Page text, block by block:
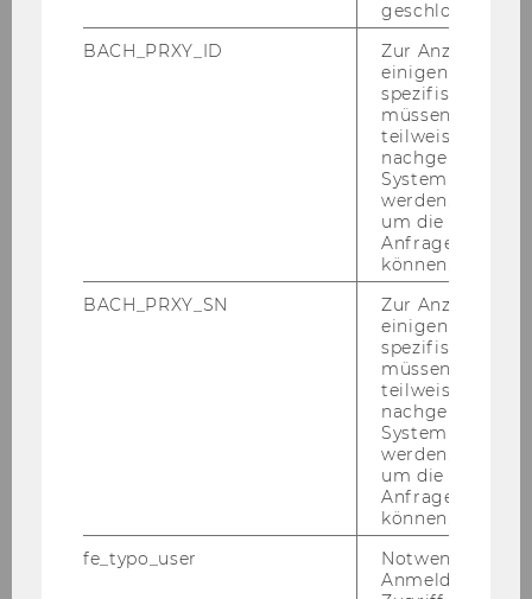
Veranstalt
IP-Day 2022
Conversation:Antitrust vs. Privacy
- Competition Concerns about
Apple's ATT and Google's Privacy
Sandbox
https://complaw-in-
conversation.eventbrite.at
Antrittsvorlesung Prof.
https://complaw.eventbr
Datum 21.09.2021
geschlossen
BACH_PRXY_ID
Zur Anzeige von
einigen WU-
spezifischen
müssen
teilweise von
nachgelagerten
System
werden.
um die Antwort
Anfrage
können.
BACH_PRXY_SN
Zur Anzeige von
einigen WU-
spezifischen
müssen
teilweise von
nachgelagerten
System
werden.
um die Antwort
Anfrage
können.
fe_typo_user
Notwendig für
Anmeldung und